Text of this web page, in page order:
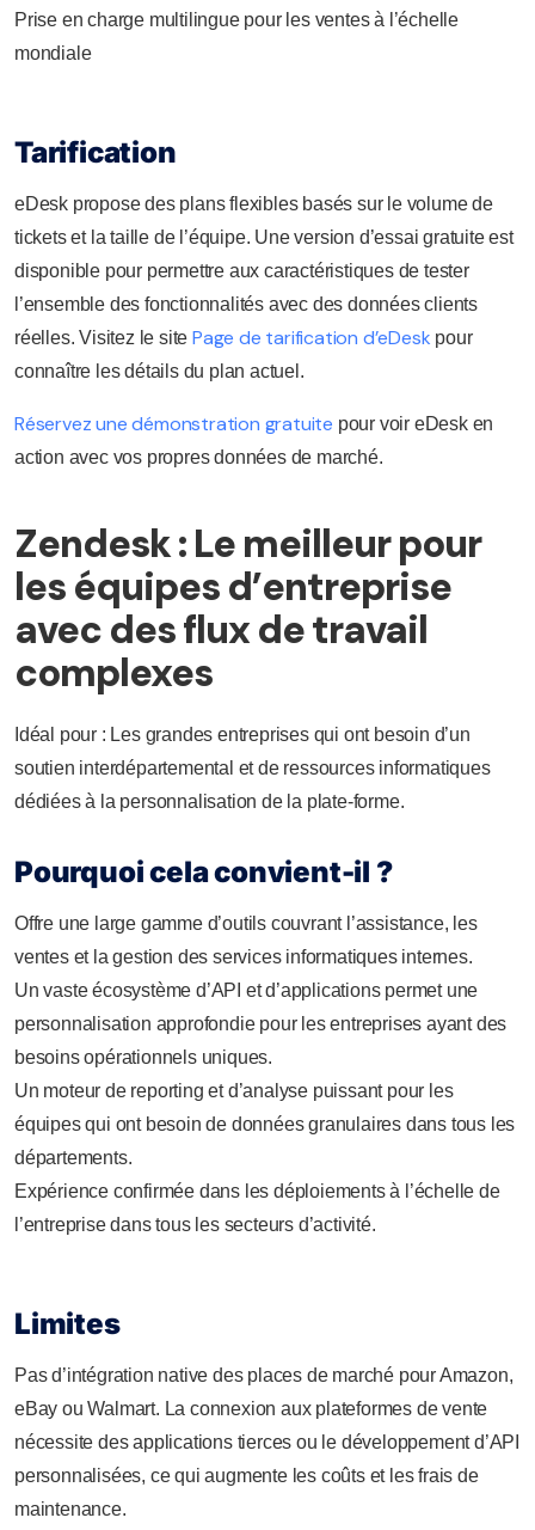
Prise en charge multilingue pour les ventes à l’échelle
mondiale
Tarification
eDesk propose des plans flexibles basés sur le volume de
tickets et la taille de l’équipe. Une version d’essai gratuite est
disponible pour permettre aux caractéristiques de tester
l’ensemble des fonctionnalités avec des données clients
réelles. Visitez le sitePage de tarification d’eDesk pour
connaître les détails du plan actuel.
Réservez une démonstration gratuite pour voir eDesk en
action avec vos propres données de marché.
Zendesk : Le meilleur pour
les équipes d’entreprise
avec des flux de travail
complexes
Idéal pour : Les grandes entreprises qui ont besoin d’un
soutien interdépartemental et de ressources informatiques
dédiées à la personnalisation de la plate-forme.
Pourquoi cela convient-il ?
Offre une large gamme d’outils couvrant l’assistance, les
ventes et la gestion des services informatiques internes.
Un vaste écosystème d’API et d’applications permet une
personnalisation approfondie pour les entreprises ayant des
besoins opérationnels uniques.
Un moteur de reporting et d’analyse puissant pour les
équipes qui ont besoin de données granulaires dans tous les
départements.
Expérience confirmée dans les déploiements à l’échelle de
l’entreprise dans tous les secteurs d’activité.
Limites
Pas d’intégration native des places de marché pour Amazon,
eBay ou Walmart. La connexion aux plateformes de vente
nécessite des applications tierces ou le développement d’API
personnalisées, ce qui augmente les coûts et les frais de
maintenance.